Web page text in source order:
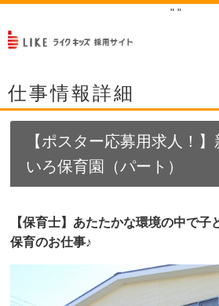
" "
仕事情報詳細
【ポスター応募用求人！
いろ保育園（パート）
【保育士】あたたかな環境の中で子
保育のお仕事♪